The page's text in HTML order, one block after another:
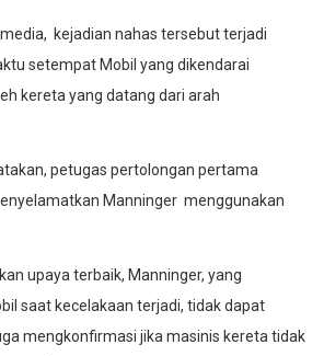
kejadian nahas tersebut terjadi
setempat Mobil yang dikendarai
kereta yang datang dari arah
petugas pertolongan pertama
Manninger menggunakan
upaya terbaik, Manninger, yang
saat kecelakaan terjadi, tidak dapat
mengkonfirmasi jika masinis kereta tidak